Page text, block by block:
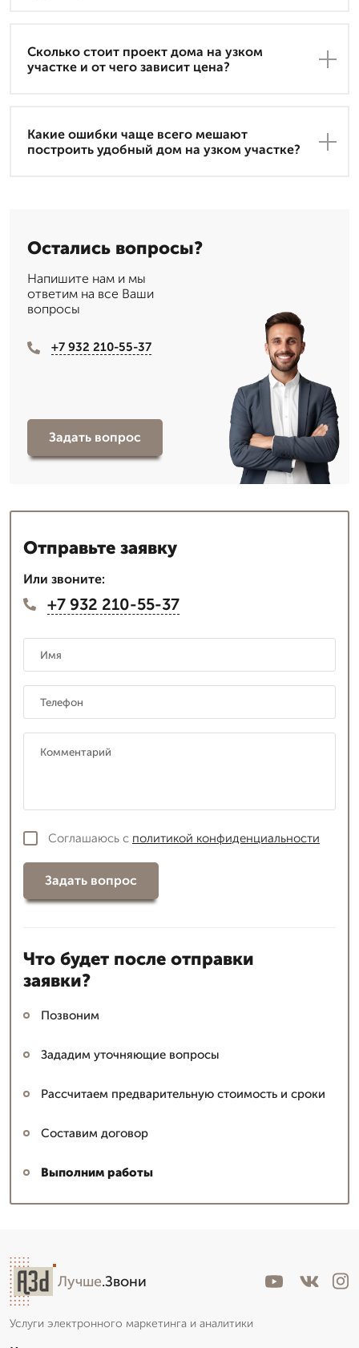
Сколько стоит проект дома на узком
участке и от чего зависит цена?
Какие ошибки чаще всего мешают
построить удобный дом на узком участке?
Остались вопросы?
Напишите нам и мы
ответим на все Ваши
вопросы
+7 932 210-55-37
Задать вопрос
Отправьте заявку
Или звоните:
+7 932 210-55-37
Соглашаюсь с политикой конфиденциальности
Задать вопрос
Что будет после отправки
заявки?
Позвоним
Зададим уточняющие вопросы
Рассчитаем предварительную стоимость и сроки
Составим договор
Выполним работы
Лучше.Звони
Услуги электронного маркетинга и аналитики